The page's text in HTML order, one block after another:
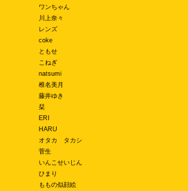
ワンちゃん
川上奈々
レンズ
coke
ともせ
こねぎ
natsumi
椎名美月
藤井ゆき
栞
ERI
HARU
オタカ タカシ
菅生
いんこせいじん
ひまり
ももの似顔絵